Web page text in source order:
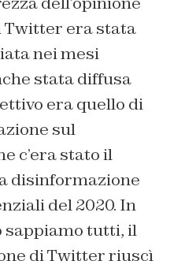
Twitter era stata
nei mesi
stata diffusa
era quello di
sul
c’era stato il
disinformazione
del 2020. In
sappiamo tutti, il
di Twitter riuscì